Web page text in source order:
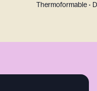
Thermoformable •